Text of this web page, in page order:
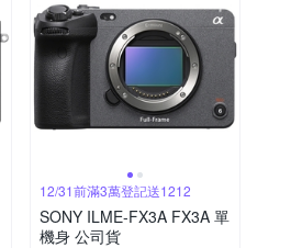
12/31前滿3萬登記送1212
SONY ILME-FX3A FX3A 單
機身 公司貨